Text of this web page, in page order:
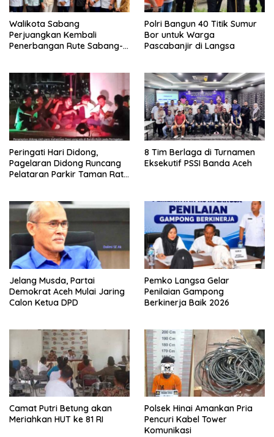
Walikota Sabang
Perjuangkan Kembali
Penerbangan Rute Sabang-
Polri Bangun 40 Titik Sumur
Bor untuk Warga
Pascabanjir di Langsa
Peringati Hari Didong,
Pagelaran Didong Runcang
Pelataran Parkir Taman Ratu
8 Tim Berlaga di Turnamen
Eksekutif PSSI Banda Aceh
Jelang Musda, Partai
Demokrat Aceh Mulai Jaring
Calon Ketua DPD
Pemko Langsa Gelar
Penilaian Gampong
Berkinerja Baik 2026
Camat Putri Betung akan
Meriahkan HUT ke 81 RI
Polsek Hinai Amankan Pria
Pencuri Kabel Tower
Komunikasi